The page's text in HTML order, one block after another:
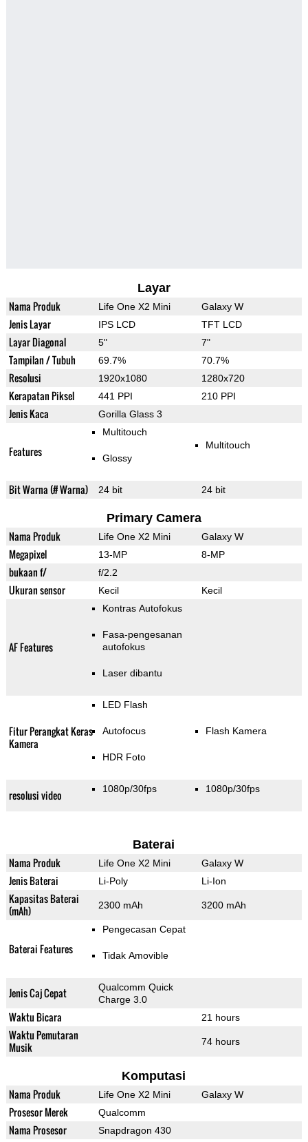
Layar
Nama Produk Life One X2 Mini Galaxy W
Jenis Layar IPS LCD TFT LCD
Layar Diagonal 5" 7"
Tampilan / Tubuh 69.7% 70.7%
Resolusi 1920x1080 1280x720
Kerapatan Piksel 441 PPI 210 PPI
Jenis Kaca Gorilla Glass 3
Features
Multitouch
Glossy
Multitouch
Bit Warna (# Warna) 24 bit 24 bit
Primary Camera
Nama Produk Life One X2 Mini Galaxy W
Megapixel 13-MP 8-MP
bukaan f/ f/2.2
Ukuran sensor Kecil Kecil
AF Features
Kontras Autofokus
Fasa-pengesanan
autofokus
Laser dibantu
Fitur Perangkat Keras
Kamera
LED Flash
Autofocus
HDR Foto
Flash Kamera
resolusi video 1080p/30fps 1080p/30fps
Baterai
Nama Produk Life One X2 Mini Galaxy W
Jenis Baterai Li-Poly Li-Ion
Kapasitas Baterai
(mAh)
2300 mAh 3200 mAh
Baterai Features
Pengecasan Cepat
Tidak Amovible
Jenis Caj Cepat
Qualcomm Quick
Charge 3.0
Waktu Bicara 21 hours
Waktu Pemutaran
Musik
74 hours
Komputasi
Nama Produk Life One X2 Mini Galaxy W
Prosesor Merek Qualcomm
Nama Prosesor Snapdragon 430